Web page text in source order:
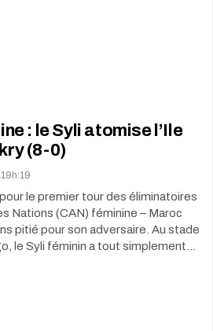
: le Syli atomise l’Ile
(8-0)
le premier tour des éliminatoires
Nations (CAN) féminine – Maroc
pitié pour son adversaire. Au stade
le Syli féminin a tout simplement…